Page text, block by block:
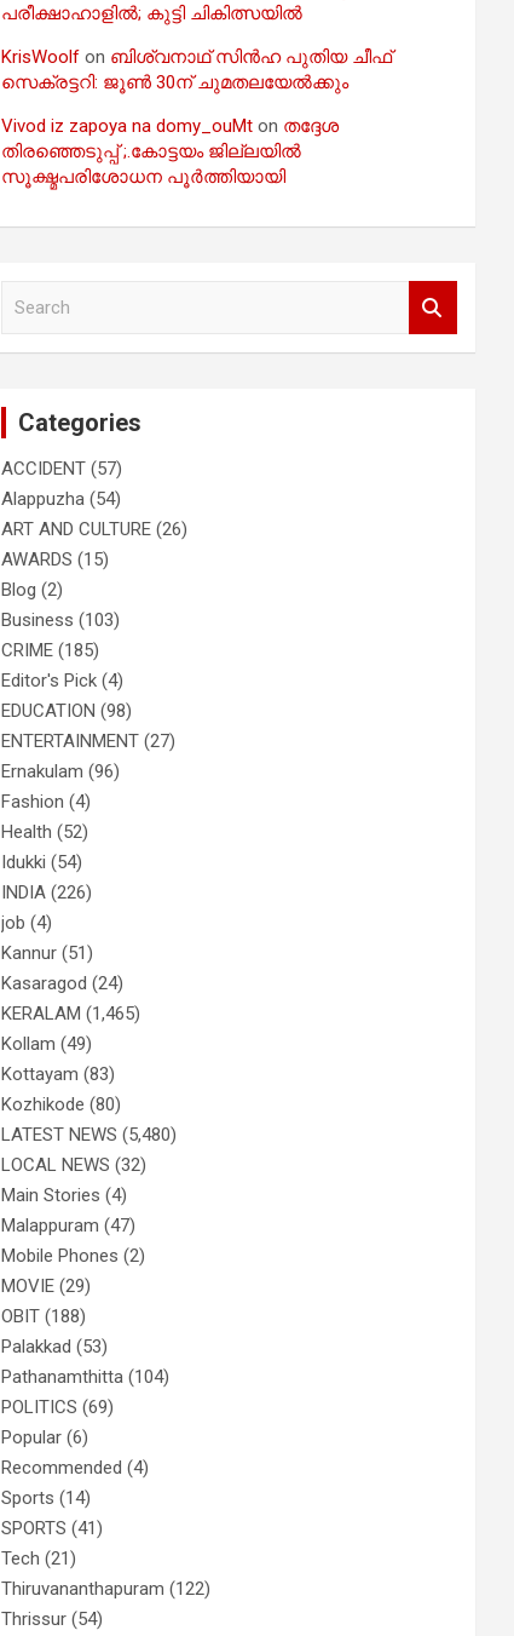
പരീക്ഷാഹാളിൽ; കുട്ടി ചികിത്സയിൽ
KrisWoolf on ബിശ്വനാഥ് സിൻഹ പുതിയ ചീഫ്
സെക്രട്ടറി: ജൂൺ 30ന് ചുമതലയേൽക്കും
Vivod iz zapoya na domy_ouMt on തദ്ദേശ
തിരഞ്ഞെടുപ്പ് ;.കോട്ടയം ജില്ലയിൽ
സൂക്ഷ്മപരിശോധന പൂർത്തിയായി
Categories
ACCIDENT (57)
Alappuzha (54)
ART AND CULTURE (26)
AWARDS (15)
Blog (2)
Business (103)
CRIME (185)
Editor's Pick (4)
EDUCATION (98)
ENTERTAINMENT (27)
Ernakulam (96)
Fashion (4)
Health (52)
Idukki (54)
INDIA (226)
job (4)
Kannur (51)
Kasaragod (24)
KERALAM (1,465)
Kollam (49)
Kottayam (83)
Kozhikode (80)
LATEST NEWS (5,480)
LOCAL NEWS (32)
Main Stories (4)
Malappuram (47)
Mobile Phones (2)
MOVIE (29)
OBIT (188)
Palakkad (53)
Pathanamthitta (104)
POLITICS (69)
Popular (6)
Recommended (4)
Sports (14)
SPORTS (41)
Tech (21)
Thiruvananthapuram (122)
Thrissur (54)